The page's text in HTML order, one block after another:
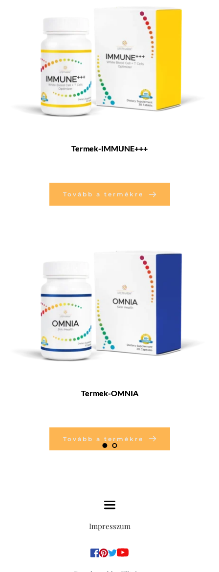
Termek-IMMUNE+++
Tovább a termékre
Termek-OMNIA
Tovább a termékre
Impresszum